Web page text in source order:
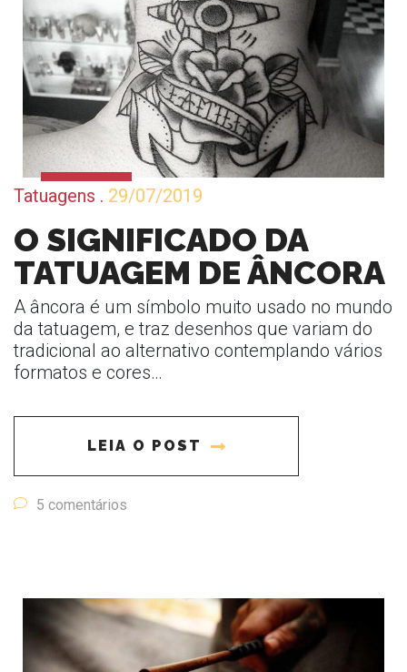
Tatuagens . 29/07/2019
O SIGNIFICADO DA
TATUAGEM DE ÂNCORA
A âncora é um símbolo muito usado no mundo
da tatuagem, e traz desenhos que variam do
tradicional ao alternativo contemplando vários
formatos e cores…
LEIA O POST
5 comentários